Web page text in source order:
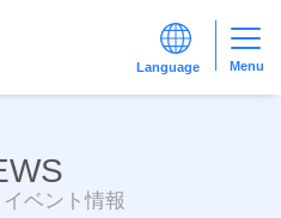
Menu
ベント情報